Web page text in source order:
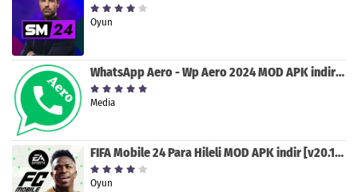
Oyun
WhatsApp Aero - Wp Aero 2024 MOD APK indir [v10.0.2]
Media
FIFA Mobile 24 Para Hileli MOD APK indir [v20.1.02]
Oyun